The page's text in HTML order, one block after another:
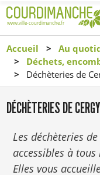
Accueil Au
Déchets,
Déchèteries de
DÉCHÈTERIES DE
Les déchèteries
accessibles à
Elles vous